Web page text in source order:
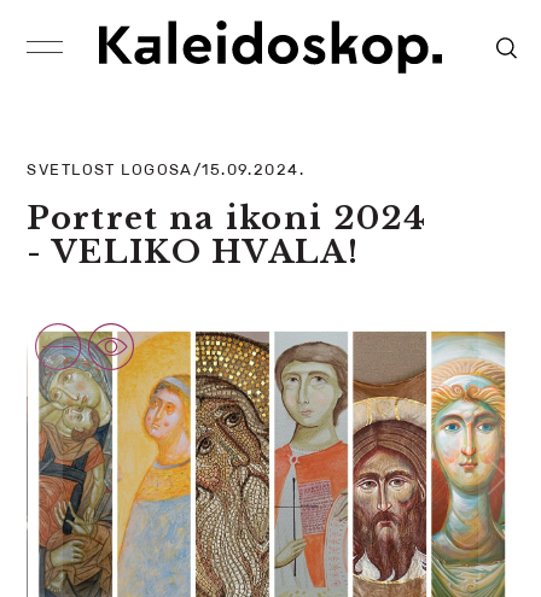
SVETLOST LOGOSA/15.09.2024.
Portret na ikoni 2024
- VELIKO HVALA!